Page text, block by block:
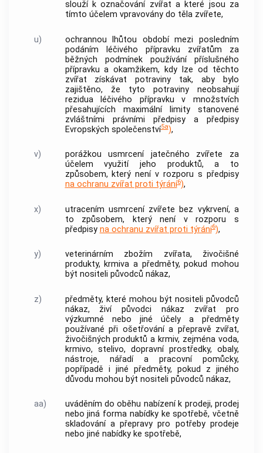
slouží k označování zvířat a které jsou za
tímto účelem vpravovány do těla zvířete,
u)
ochrannou lhůtou období mezi posledním
podáním léčivého přípravku zvířatům za
běžných podmínek používání příslušného
přípravku a okamžikem, kdy lze od těchto
zvířat získávat potraviny tak, aby bylo
zajištěno, že tyto potraviny neobsahují
rezidua léčivého přípravku v množstvích
přesahujících maximální limity stanovené
zvláštními právními předpisy a předpisy
Evropských společenství5a),
v)
porážkou usmrcení jatečného zvířete za
účelem využití jeho produktů, a to
způsobem, který není v rozporu s předpisy
na ochranu zvířat proti týrání6),
x)
utracením usmrcení zvířete bez vykrvení, a
to způsobem, který není v rozporu s
předpisy na ochranu zvířat proti týrání6),
y)
veterinárním zbožím zvířata, živočišné
produkty, krmiva a předměty, pokud mohou
být nositeli původců nákaz,
z)
předměty, které mohou být nositeli původců
nákaz, živí původci nákaz zvířat pro
výzkumné nebo jiné účely a předměty
používané při ošetřování a přepravě zvířat,
živočišných produktů a krmiv, zejména voda,
krmivo, stelivo, dopravní prostředky, obaly,
nástroje, nářadí a pracovní pomůcky,
popřípadě i jiné předměty, pokud z jiného
důvodu mohou být nositeli původců nákaz,
aa)
uváděním do oběhu nabízení k prodeji, prodej
nebo jiná forma nabídky ke spotřebě, včetně
skladování a přepravy pro potřeby prodeje
nebo jiné nabídky ke spotřebě,